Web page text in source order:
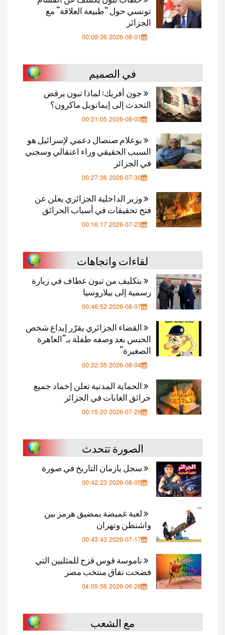
تونسي حول “طبيعة العلاقة” مع
الجزائر
2026-08-01 00:09:36
في الصميم
جون أفريك: لماذا تبون يرفض
التحدث إلى إيمانويل ماكرون؟
2026-08-03 00:21:05
بوعلام صنصال دعمي لإسرائيل هو
السبب الحقيقي وراء اعتقالي وسجني
في الجزائر
2026-07-30 00:27:36
وزير الداخلية الجزائري يعلن عن
فتح تحقيقات في أسباب الحرائق
2026-07-23 00:16:17
لقاءات واتجاهات
بتكليف من تبون عطاف في زيارة
رسمية إلى بيلاروسيا
2026-08-07 00:46:52
القضاء الجزائري يقرّر إيداع شخص
الحبس بعد وصفه طفلة بـ”العاهرة
الصغيرة”
2026-08-04 00:22:35
الحماية المدنية تعلن إخماد جميع
حرائق الغابات في الجزائر
2026-07-29 00:15:20
الصورة تتحدث
سجل يازمان التاريخ في صورة
2026-08-05 00:42:23
لعبة غميضة بمضيق هرمز بين
واشنطن وتهران
2026-07-17 00:43:43
ناموسة قوس قزح للمثليين التي
فضحت نفاق منتخب مصر
2026-06-28 04:09:56
مع الشعب